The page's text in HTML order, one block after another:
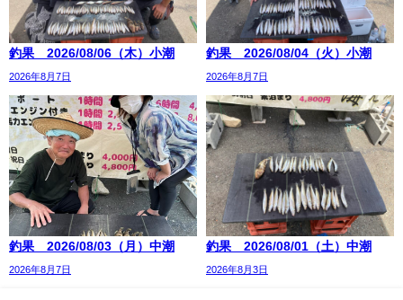
釣果 2026/08/06（木）小潮
2026年8月7日
釣果 2026/08/04（火）小潮
2026年8月7日
釣果 2026/08/03（月）中潮
2026年8月7日
釣果 2026/08/01（土）中潮
2026年8月3日